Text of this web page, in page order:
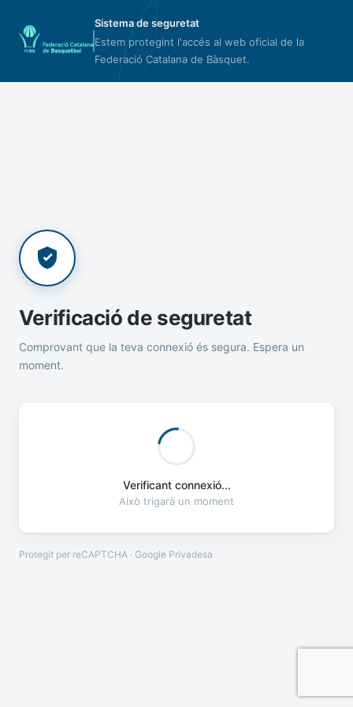
Sistema de seguretat
Estem protegint l'accés al web oficial de la
Federació Catalana de Bàsquet.
Verificació de seguretat
Comprovant que la teva connexió és segura. Espera un
moment.
Verificant connexió...
Això trigarà un moment
Protegit per reCAPTCHA · Google Privadesa